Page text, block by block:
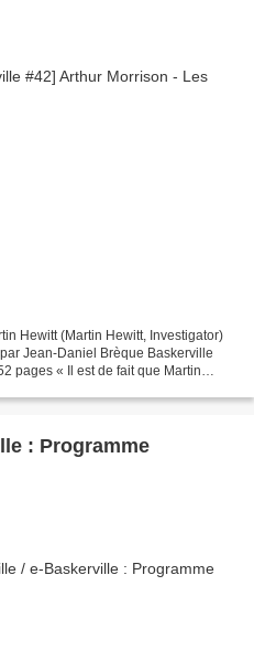
Hewitt (Martin Hewitt, Investigator)
Jean-Daniel Brèque Baskerville
pages « Il est de fait que Martin
: Programme